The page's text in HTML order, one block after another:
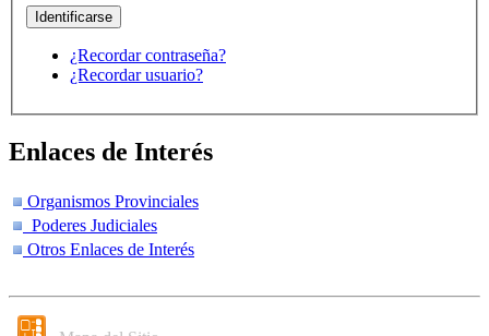
¿Recordar contraseña?
¿Recordar usuario?
Enlaces de Interés
Organismos Provinciales
Poderes Judiciales
Otros Enlaces de Interés